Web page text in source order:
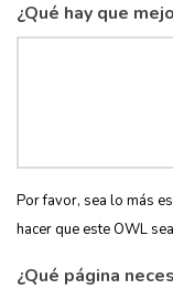
¿Qué hay que
Por favor, sea lo más
hacer que este OWL
¿Qué página